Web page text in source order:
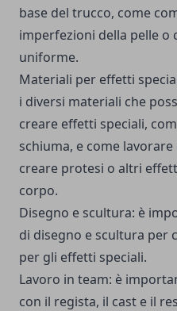
base del trucco, come
imperfezioni della pelle o
uniforme.
Materiali per effetti
i diversi materiali che
creare effetti speciali,
schiuma, e come
creare protesi o altri
corpo.
Disegno e scultura: è
di disegno e scultura per
per gli effetti speciali.
Lavoro in team: è
con il regista, il cast e il